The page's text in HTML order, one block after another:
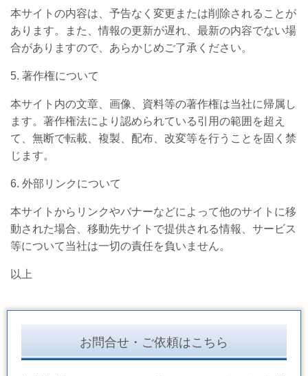
本サイトの内容は、予告なく変更または削除されることが
あります。また、情報の更新が遅れ、最新の内容でない場
合がありますので、あらかじめご了承ください。
5. 著作権について
本サイト内の文章、画像、資料等の著作権は当社に帰属し
ます。著作権法により認められている引用の範囲を超え
て、無断で転載、複製、配布、改変等を行うことを固く禁
じます。
6. 外部リンクについて
本サイトからリンクやバナーなどによって他のサイトに移
動された場合、移動先サイトで提供される情報、サービス
等について当社は一切の責任を負いません。
以上
お問合せ・ご依頼はこちら